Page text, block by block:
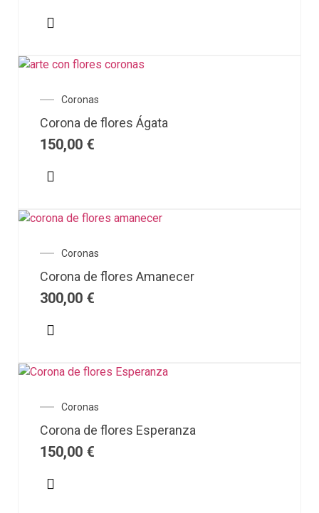
Coronas
Corona de flores Ágata
150,00 €
Coronas
Corona de flores Amanecer
300,00 €
Coronas
Corona de flores Esperanza
150,00 €